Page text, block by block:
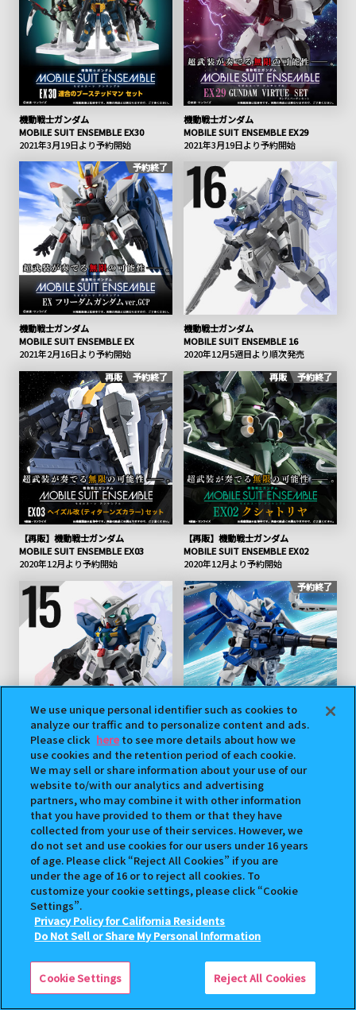
機動戦士ガンダム
MOBILE SUIT ENSEMBLE EX30
2021年3月19日より予約開始
機動戦士ガンダム
MOBILE SUIT ENSEMBLE EX29
2021年3月19日より予約開始
予約終了
機動戦士ガンダム
MOBILE SUIT ENSEMBLE EX
2021年2月16日より予約開始
機動戦士ガンダム
MOBILE SUIT ENSEMBLE 16
2020年12月5週目より順次発売
再販
予約終了
【再販】機動戦士ガンダム
MOBILE SUIT ENSEMBLE EX03
2020年12月より予約開始
再販 予約終了
【再販】機動戦士ガンダム
MOBILE SUIT ENSEMBLE EX02
2020年12月より予約開始
機動戦士ガンダム
MOBILE SUIT ENSEMBLE 15
2020年10月5週目より順次発売
予約終了
機動戦士ガンダム
MOBILE SUIT ENSEMBLE EX27
2020年10月16日より予約開始
予約終了
2020年10月1日より予約開始
予約終了
2020年10月1日より予約開始
予約終了
予約終了
We use unique personal identifier such as cookies to
analyze our traffic and to personalize content and ads.
Please click here to see more details about how we
use cookies and the retention period of each cookie.
We may sell or share information about your use of our
website to/with our analytics and advertising
partners, who may combine it with other information
that you have provided to them or that they have
collected from your use of their services. However, we
do not set and use cookies for our users under 16 years
of age. Please click “Reject All Cookies” if you are
under the age of 16 or to reject all cookies. To
customize your cookie settings, please click “Cookie
Settings”.
Privacy Policy for California Residents
Do Not Sell or Share My Personal Information
Cookie Settings Reject All Cookies